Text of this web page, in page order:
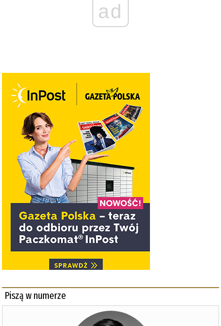
ad
Piszą w numerze